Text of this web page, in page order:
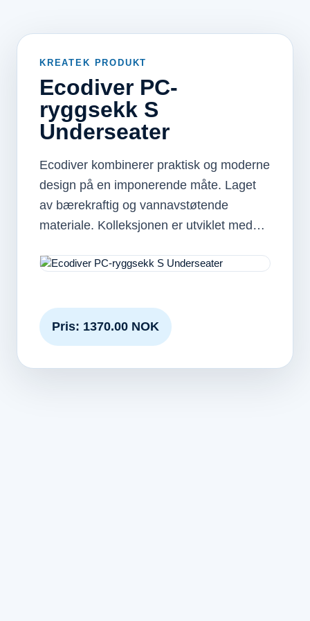
KREATEK PRODUKT
Ecodiver PC-
ryggsekk S
Underseater
Ecodiver kombinerer praktisk og moderne
design på en imponerende måte. Laget
av bærekraftig og vannavstøtende
materiale. Kolleksjonen er utviklet med…
Pris: 1370.00 NOK